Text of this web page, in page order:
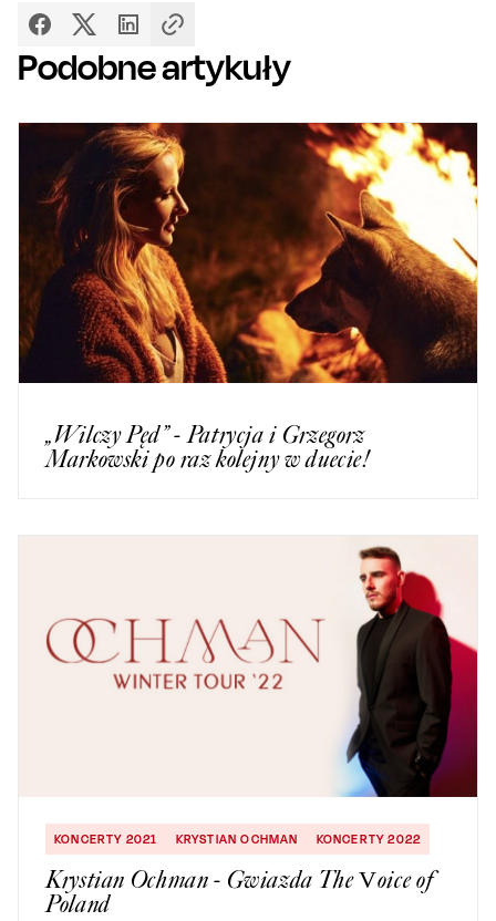
Podobne artykuły
„Wilczy Pęd” - Patrycja i Grzegorz
Markowski po raz kolejny w duecie!
KONCERTY 2021 KRYSTIAN OCHMAN KONCERTY 2022
Krystian Ochman - Gwiazda The Voice of
Poland